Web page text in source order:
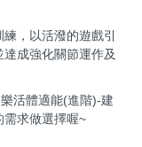
，以活潑的遊戲引
成強化關節運作及
活體適能(進階)-建
需求做選擇喔~